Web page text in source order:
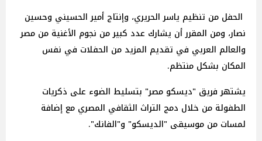
الحفل من تنظيم ياسر الحريري، وإنتاج أمير الحسيني وحسين
نصار، ومن المقرر أن يشارك عدد كبير من نجوم الأغنية من مصر
والعالم العربي في تقديم المزيد من الحفلات في نفس
المكان بشكل منتظم.
يشتهر فريق "ديسكو مصر" بتسليط الضوء على ذكريات
الطفولة من خلال دمج التراث الثقافي المصري مع إضافة
لمسات من موسيقى "الديسكو" و"الفانك".